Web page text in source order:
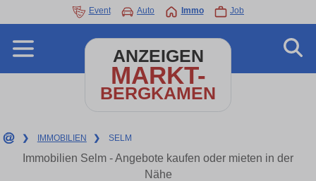
Event Auto Immo Job
ANZEIGEN
MARKT-
BERGKAMEN
❯ IMMOBILIEN ❯ SELM
Immobilien Selm - Angebote kaufen oder mieten in der
Nähe